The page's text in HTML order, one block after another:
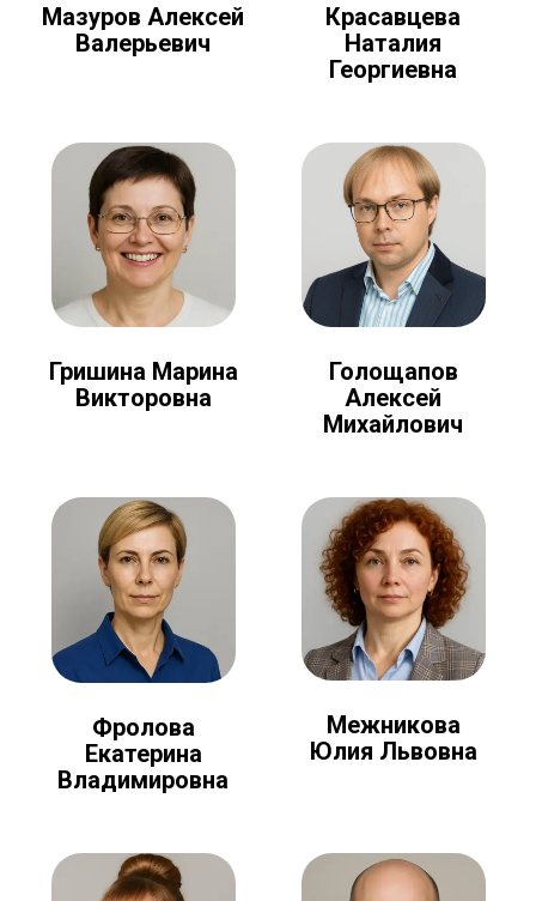
Мазуров Алексей
Валерьевич
Красавцева
Наталия
Георгиевна
Гришина Марина
Викторовна
Голощапов
Алексей
Михайлович
Фролова
Екатерина
Владимировна
Межникова
Юлия Львовна